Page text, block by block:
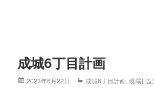
成城6丁目計画
Posted
2023年6月22日 Categories
成城6丁目計画,現場日記